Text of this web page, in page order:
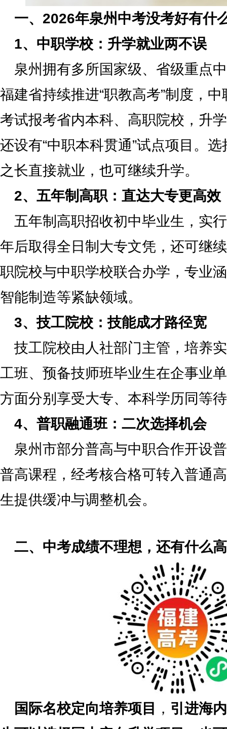
一、2026年泉州中考没考好有什
1、中职学校：升学就业两不误
泉州拥有多所国家级、省级重点
福建省持续推进“职教高考”制度，
考试报考省内本科、高职院校，升
还设有“中职本科贯通”试点项目。
之长直接就业，也可继续升学。
2、五年制高职：直达大专更高效
五年制高职招收初中毕业生，实
年后取得全日制大专文凭，还可继
职院校与中职学校联合办学，专业
智能制造等紧缺领域。
3、技工院校：技能成才路径宽
技工院校由人社部门主管，培养
工班、预备技师班毕业生在企事业
方面分别享受大专、本科学历同等
4、普职融通班：二次选择机会
泉州市部分普高与中职合作开设
普高课程，经考核合格可转入普通
生提供缓冲与调整机会。
二、中考成绩不理想，还有什么
国际名校定向培养项目 ， 引进海